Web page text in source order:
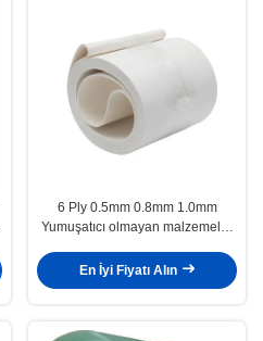
6 Ply 0.5mm 0.8mm 1.0mm
Yumuşatıcı olmayan malzemeler
kemeri
En İyi Fiyatı Alın